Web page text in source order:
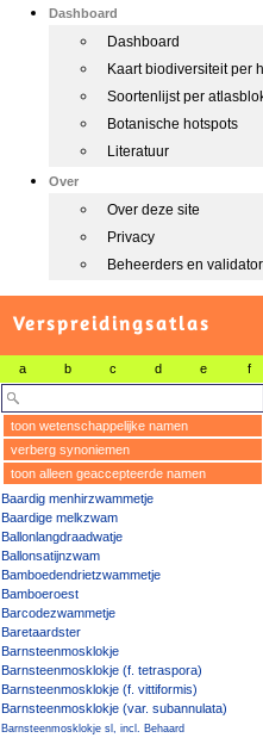
Dashboard
Dashboard
Kaart biodiversiteit per
Soortenlijst per
Botanische hotspots
Literatuur
Over
Over deze site
Privacy
Beheerders en
Verspreidingsatlas
a b c d e f
toon wetenschappelijke namen
verberg synoniemen
toon alleen geaccepteerde namen
Baardig menhirzwammetje
Baardige melkzwam
Ballonlangdraadwatje
Ballonsatijnzwam
Bamboedendrietzwammetje
Bamboeroest
Barcodezwammetje
Baretaardster
Barnsteenmosklokje
Barnsteenmosklokje (f. tetraspora)
Barnsteenmosklokje (f. vittiformis)
Barnsteenmosklokje (var. subannulata)
Barnsteenmosklokje sl, incl. Behaard